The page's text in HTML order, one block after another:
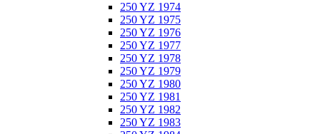
250 YZ 1974
250 YZ 1975
250 YZ 1976
250 YZ 1977
250 YZ 1978
250 YZ 1979
250 YZ 1980
250 YZ 1981
250 YZ 1982
250 YZ 1983